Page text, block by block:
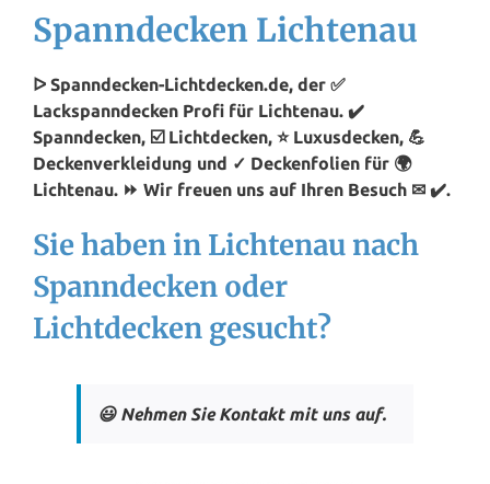
Spanndecken Lichtenau
ᐅ Spanndecken-Lichtdecken.de, der ✅
Lackspanndecken Profi für Lichtenau. ✔️
Spanndecken, ☑️ Lichtdecken, ⭐ Luxusdecken, 💪
Deckenverkleidung und ✓ Deckenfolien für 🌍
Lichtenau. ⏩ Wir freuen uns auf Ihren Besuch ✉ ✔️.
Sie haben in Lichtenau nach
Spanndecken oder
Lichtdecken gesucht?
😃 Nehmen Sie Kontakt mit uns auf.